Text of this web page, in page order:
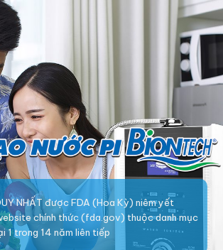
NHẤT được FDA (Hoa Kỳ) niêm yết
chính thức (fda.gov) thuộc danh mục
1 trong 14 năm liên tiếp